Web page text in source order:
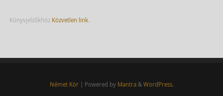
Könyvjelzőkhöz Közvetlen link.
Német Kör| Powered by Mantra& WordPress.